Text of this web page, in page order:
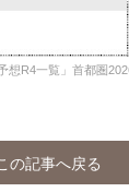
想R4一覧」首都圏
の記事へ戻る